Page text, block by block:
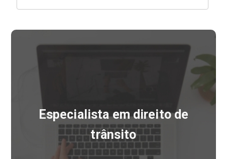
Especialista em direito de
trânsito